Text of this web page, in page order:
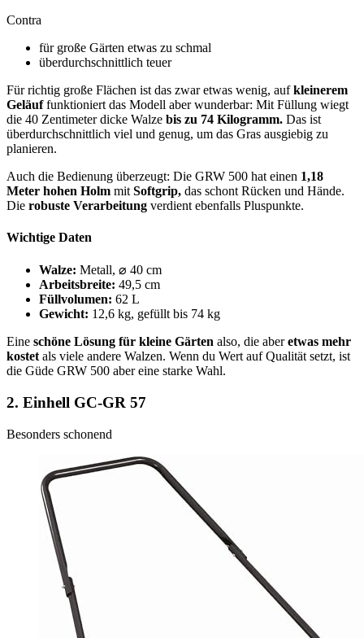
Contra
für große Gärten etwas zu schmal
überdurchschnittlich teuer
Für richtig große Flächen ist das zwar etwas wenig, aufkleinerem
Geläuffunktioniert das Modell aber wunderbar: Mit Füllung wiegt
die 40 Zentimeter dicke Walze bis zu 74 Kilogramm. Das ist
überdurchschnittlich viel und genug, um das Gras ausgiebig zu
planieren.
Auch die Bedienung überzeugt: Die GRW 500 hat einen 1,18
Meter hohen Holm mit Softgrip, das schont Rücken und Hände.
Die robuste Verarbeitung verdient ebenfalls Pluspunkte.
Wichtige Daten
Walze: Metall, ⌀ 40 cm
Arbeitsbreite: 49,5 cm
Füllvolumen: 62 L
Gewicht: 12,6 kg, gefüllt bis 74 kg
Eine schöne Lösung für kleine Gärten also, die aberetwas mehr
kostet als viele andere Walzen. Wenn du Wert auf Qualität setzt, ist
die Güde GRW 500 aber eine starke Wahl.
2. Einhell GC-GR 57
Besonders schonend